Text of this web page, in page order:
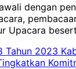
dengan
Upacara
Tahun 2023